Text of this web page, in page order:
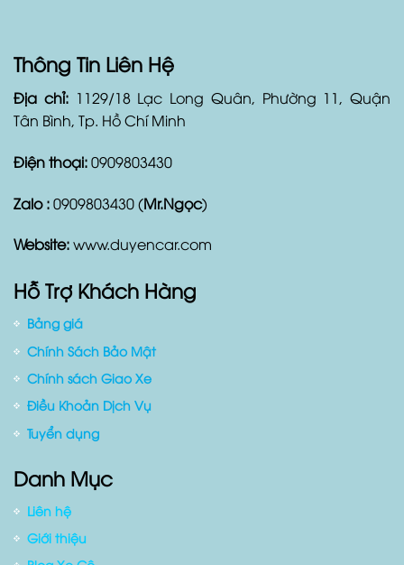
Thông Tin Liên Hệ
Địa chỉ: 1129/18 Lạc Long Quân, Phường 11, Quận
Tân Bình, Tp. Hồ Chí Minh
Điện thoại:0909803430
Zalo :0909803430 (Mr.Ngọc)
Website:www.duyencar.com
Hỗ Trợ Khách Hàng
Bảng giá
Chính Sách Bảo Mật
Chính sách Giao Xe
Điều Khoản Dịch Vụ
Tuyển dụng
Danh Mục
Liên hệ
Giới thiệu